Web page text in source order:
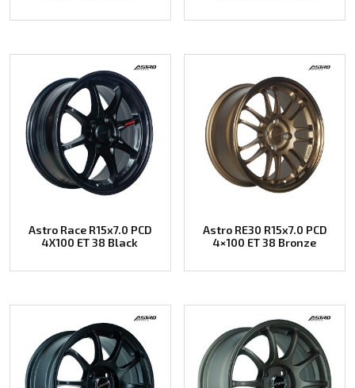
Astro Race R15x7.0 PCD
4X100 ET 38 Black
Astro RE30 R15x7.0 PCD
4×100 ET 38 Bronze